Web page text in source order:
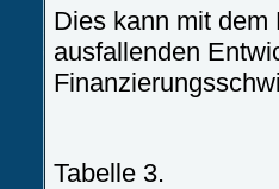
Dies kann mit dem
ausfallenden
Tabelle 3.